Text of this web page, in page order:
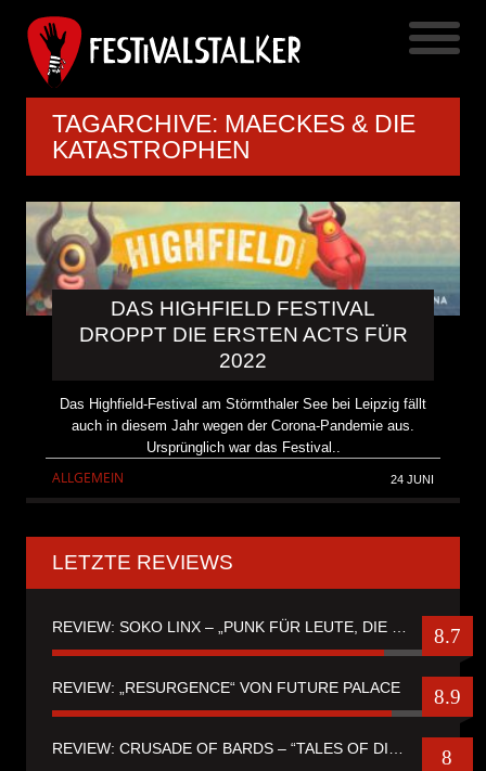
TAGARCHIVE: MAECKES & DIE
KATASTROPHEN
DAS HIGHFIELD FESTIVAL
DROPPT DIE ERSTEN ACTS FÜR
2022
Das Highfield-Festival am Störmthaler See bei Leipzig fällt
auch in diesem Jahr wegen der Corona-Pandemie aus.
Ursprünglich war das Festival..
ALLGEMEIN 24 JUNI
LETZTE REVIEWS
8.7
REVIEW: „RESURGENCE“ VON FUTURE PALACE 8.9
REVIEW: CRUSADE OF BARDS – “TALES OF DISTANT WORLDS“ 8